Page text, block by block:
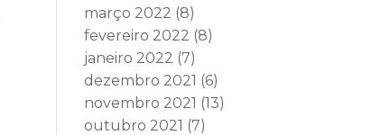
março 2022 (8)
fevereiro 2022 (8)
janeiro 2022 (7)
dezembro 2021 (6)
novembro 2021 (13)
outubro 2021 (7)